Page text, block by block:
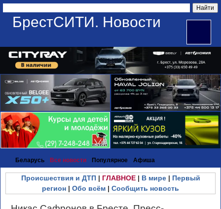
БрестСИТИ. Новости
Беларусь Все новости Популярное Афиша
Происшествия и ДТП| ГЛАВНОЕ| В мире| Первый
регион | Обо всём | Сообщить новость